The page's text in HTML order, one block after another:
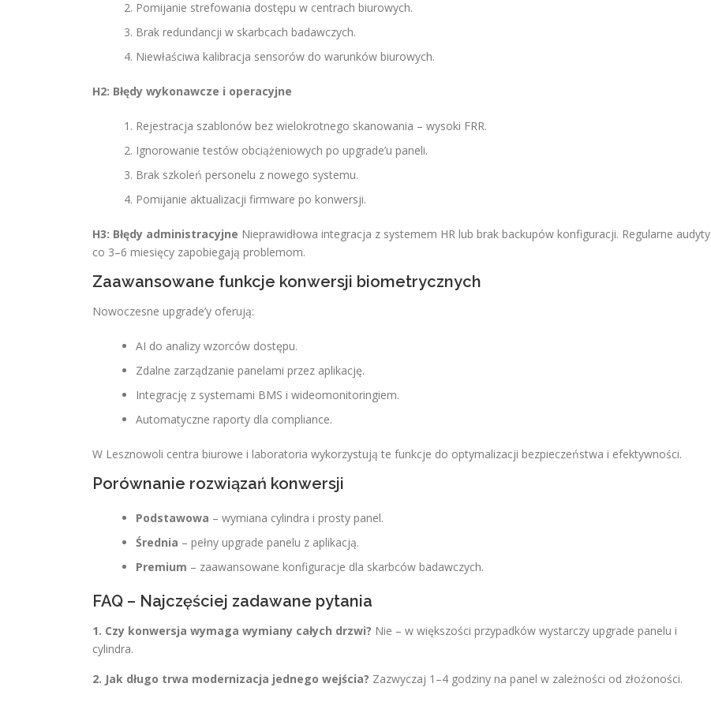
Pomijanie strefowania dostępu w centrach biurowych.
Brak redundancji w skarbcach badawczych.
Niewłaściwa kalibracja sensorów do warunków biurowych.
H2: Błędy wykonawcze i operacyjne
Rejestracja szablonów bez wielokrotnego skanowania – wysoki FRR.
Ignorowanie testów obciążeniowych po upgrade’u paneli.
Brak szkoleń personelu z nowego systemu.
Pomijanie aktualizacji firmware po konwersji.
H3: Błędy administracyjne Nieprawidłowa integracja z systemem HR lub brak backupów konfiguracji. Regularne audyty
co 3–6 miesięcy zapobiegają problemom.
Zaawansowane funkcje konwersji biometrycznych
Nowoczesne upgrade’y oferują:
AI do analizy wzorców dostępu.
Zdalne zarządzanie panelami przez aplikację.
Integrację z systemami BMS i wideomonitoringiem.
Automatyczne raporty dla compliance.
W Lesznowoli centra biurowe i laboratoria wykorzystują te funkcje do optymalizacji bezpieczeństwa i efektywności.
Porównanie rozwiązań konwersji
Podstawowa – wymiana cylindra i prosty panel.
Średnia – pełny upgrade panelu z aplikacją.
Premium – zaawansowane konfiguracje dla skarbców badawczych.
FAQ – Najczęściej zadawane pytania
1. Czy konwersja wymaga wymiany całych drzwi? Nie – w większości przypadków wystarczy upgrade panelu i
cylindra.
2. Jak długo trwa modernizacja jednego wejścia? Zazwyczaj 1–4 godziny na panel w zależności od złożoności.